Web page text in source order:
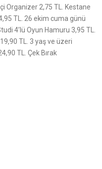
Organizer 2,75 TL. Kestane
TL. 26 ekim cuma günü
4’lü Oyun Hamuru 3,95 TL.
TL. 3 yaş ve üzeri
TL. Çek Bırak